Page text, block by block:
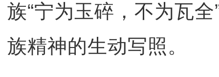
族“宁为玉碎，不为瓦
族精神的生动写照。